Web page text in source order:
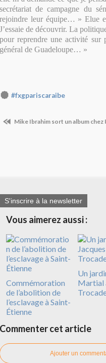
secrétariat de campagne du
rejoindre leur équipe… » Elue
J’essaie de découvrir. La
pour reprendre une activité sur
général de Guadeloupe… »
#fxgpariscaraibe
Mike Ibrahim sort un album
S'inscrire à la newsletter
Vous aimerez aussi :
Commémoration
de l’abolition de
l’esclavage à Saint-
Étienne
Un
Martial
Commenter cet article
Ajouter un